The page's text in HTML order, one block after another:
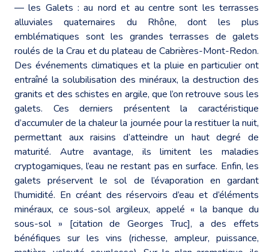
― les Galets : au nord et au centre sont les terrasses
alluviales quaternaires du Rhône, dont les plus
emblématiques sont les grandes terrasses de galets
roulés de la Crau et du plateau de Cabrières-Mont-Redon.
Des événements climatiques et la pluie en particulier ont
entraîné la solubilisation des minéraux, la destruction des
granits et des schistes en argile, que l’on retrouve sous les
galets. Ces derniers présentent la caractéristique
d’accumuler de la chaleur la journée pour la restituer la nuit,
permettant aux raisins d’atteindre un haut degré de
maturité. Autre avantage, ils limitent les maladies
cryptogamiques, l’eau ne restant pas en surface. Enfin, les
galets préservent le sol de l’évaporation en gardant
l’humidité. En créant des réservoirs d’eau et d’éléments
minéraux, ce sous-sol argileux, appelé « la banque du
sous-sol » [citation de Georges Truc], a des effets
bénéfiques sur les vins (richesse, ampleur, puissance,